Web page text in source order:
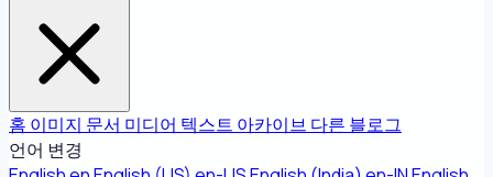
홈 이미지 문서 미디어 텍스트 아카이브 다른 블로그
언어 변경